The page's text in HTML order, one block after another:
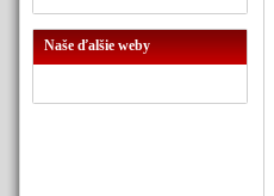
Naše ďalšie weby